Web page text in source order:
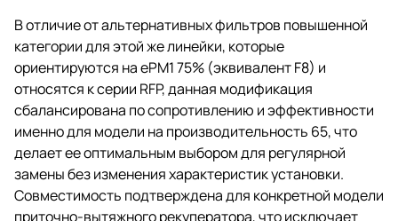
В отличие от альтернативных фильтров повышенной
категории для этой же линейки, которые
ориентируются на ePM1 75% (эквивалент F8) и
относятся к серии RFP, данная модификация
сбалансирована по сопротивлению и эффективности
именно для модели на производительность 65, что
делает ее оптимальным выбором для регулярной
замены без изменения характеристик установки.
Совместимость подтверждена для конкретной модели
приточно-вытяжного рекуператора, что исключает